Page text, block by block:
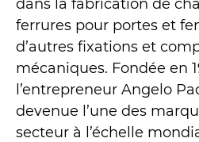
dans la fabrication de
ferrures pour portes et
d’autres fixations et
mécaniques. Fondée en
l’entrepreneur Angelo
devenue l’une des
secteur à l’échelle